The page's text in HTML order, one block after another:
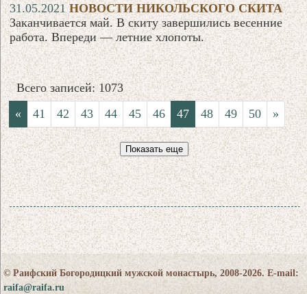
31.05.2021НОВОСТИ НИКОЛЬСКОГО СКИТА
Заканчивается май. В скиту завершились весенние
работа. Впереди — летние хлопоты.
Всего записей: 1073
«
41 42 43 44 45 46 47 48 49 50 »
Показать еще
© Раифский Богородицкий мужской монастырь, 2008-2026. E-mail:
raifa@raifa.ru